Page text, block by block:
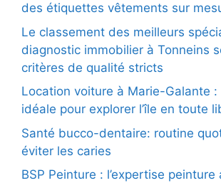
des étiquettes vêtements sur
Le classement des meilleurs
diagnostic immobilier à Tonneins
critères de qualité stricts
Location voiture à Marie-Galante :
idéale pour explorer l’île en toute
Santé bucco-dentaire: routine
éviter les caries
BSP Peinture : l’expertise